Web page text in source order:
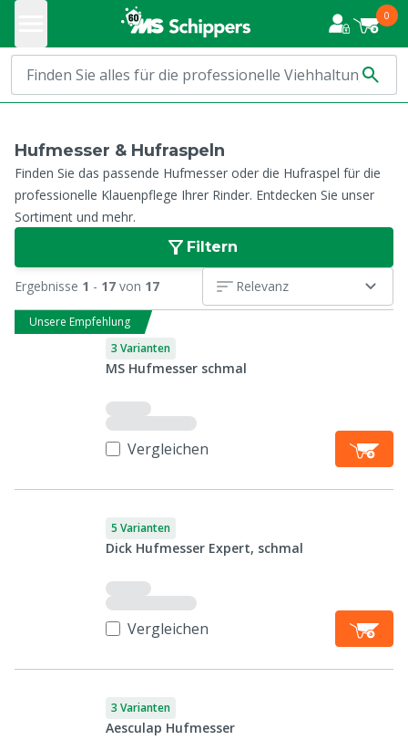
0
Hufmesser & Hufraspeln
Finden Sie das passende Hufmesser oder die Hufraspel für die
professionelle Klauenpflege Ihrer Rinder. Entdecken Sie unser
Sortiment und mehr.
Filtern
Ergebnisse 1 - 17 von 17 Relevanz
Unsere Empfehlung
3 Varianten
MS Hufmesser schmal
Vergleichen
5 Varianten
Dick Hufmesser Expert, schmal
Vergleichen
3 Varianten
Aesculap Hufmesser